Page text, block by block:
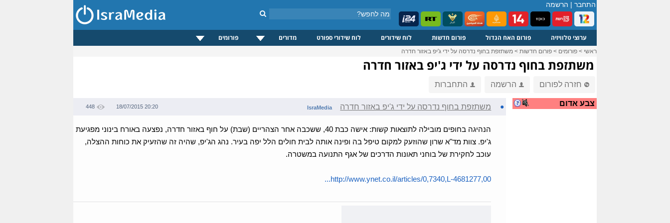
התחבר | הרשמה
ערוצי טלוויזיה פורום האח הגדול פורום חדשות לוח שידורים לוח שידורי ספורט מדורים פורומים
ראשי > פורומים > פורום חדשות > משתזפת בחוף נדרסה על ידי ג'יפ באזור חדרה
משתזפת בחוף נדרסה על ידי ג'יפ באזור חדרה
חזרה לפורום הרשמה התחברות
צבע אדום ● משתזפת בחוף נדרסה על ידי ג'יפ באזור חדרה IsraMedia
18/07/2015 20:20
448
הנהיגה בחופים מובילה לתוצאות קשות: אישה כבת 40, ששכבה אחר הצהריים (שבת) על חוף באזור חדרה, נפצעה באורח בינוני מפגיעת
ג'יפ. צוות מד"א שרון שהוזעק למקום טיפל בה ופינה אותה לבית חולים הלל יפה בעיר. נהג הג'יפ, שהיה זה שהזעיק את כוחות ההצלה,
עוכב לחקירת של בוחני תאונות הדרכים של אגף התנועה במשטרה.
http://www.ynet.co.il/articles/0,7340,L-4681277,00...